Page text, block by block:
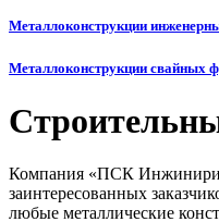
Металлоконструкции
Металлоконструкции свайных
Компания «ПСК
заинтересованных
любые металлические